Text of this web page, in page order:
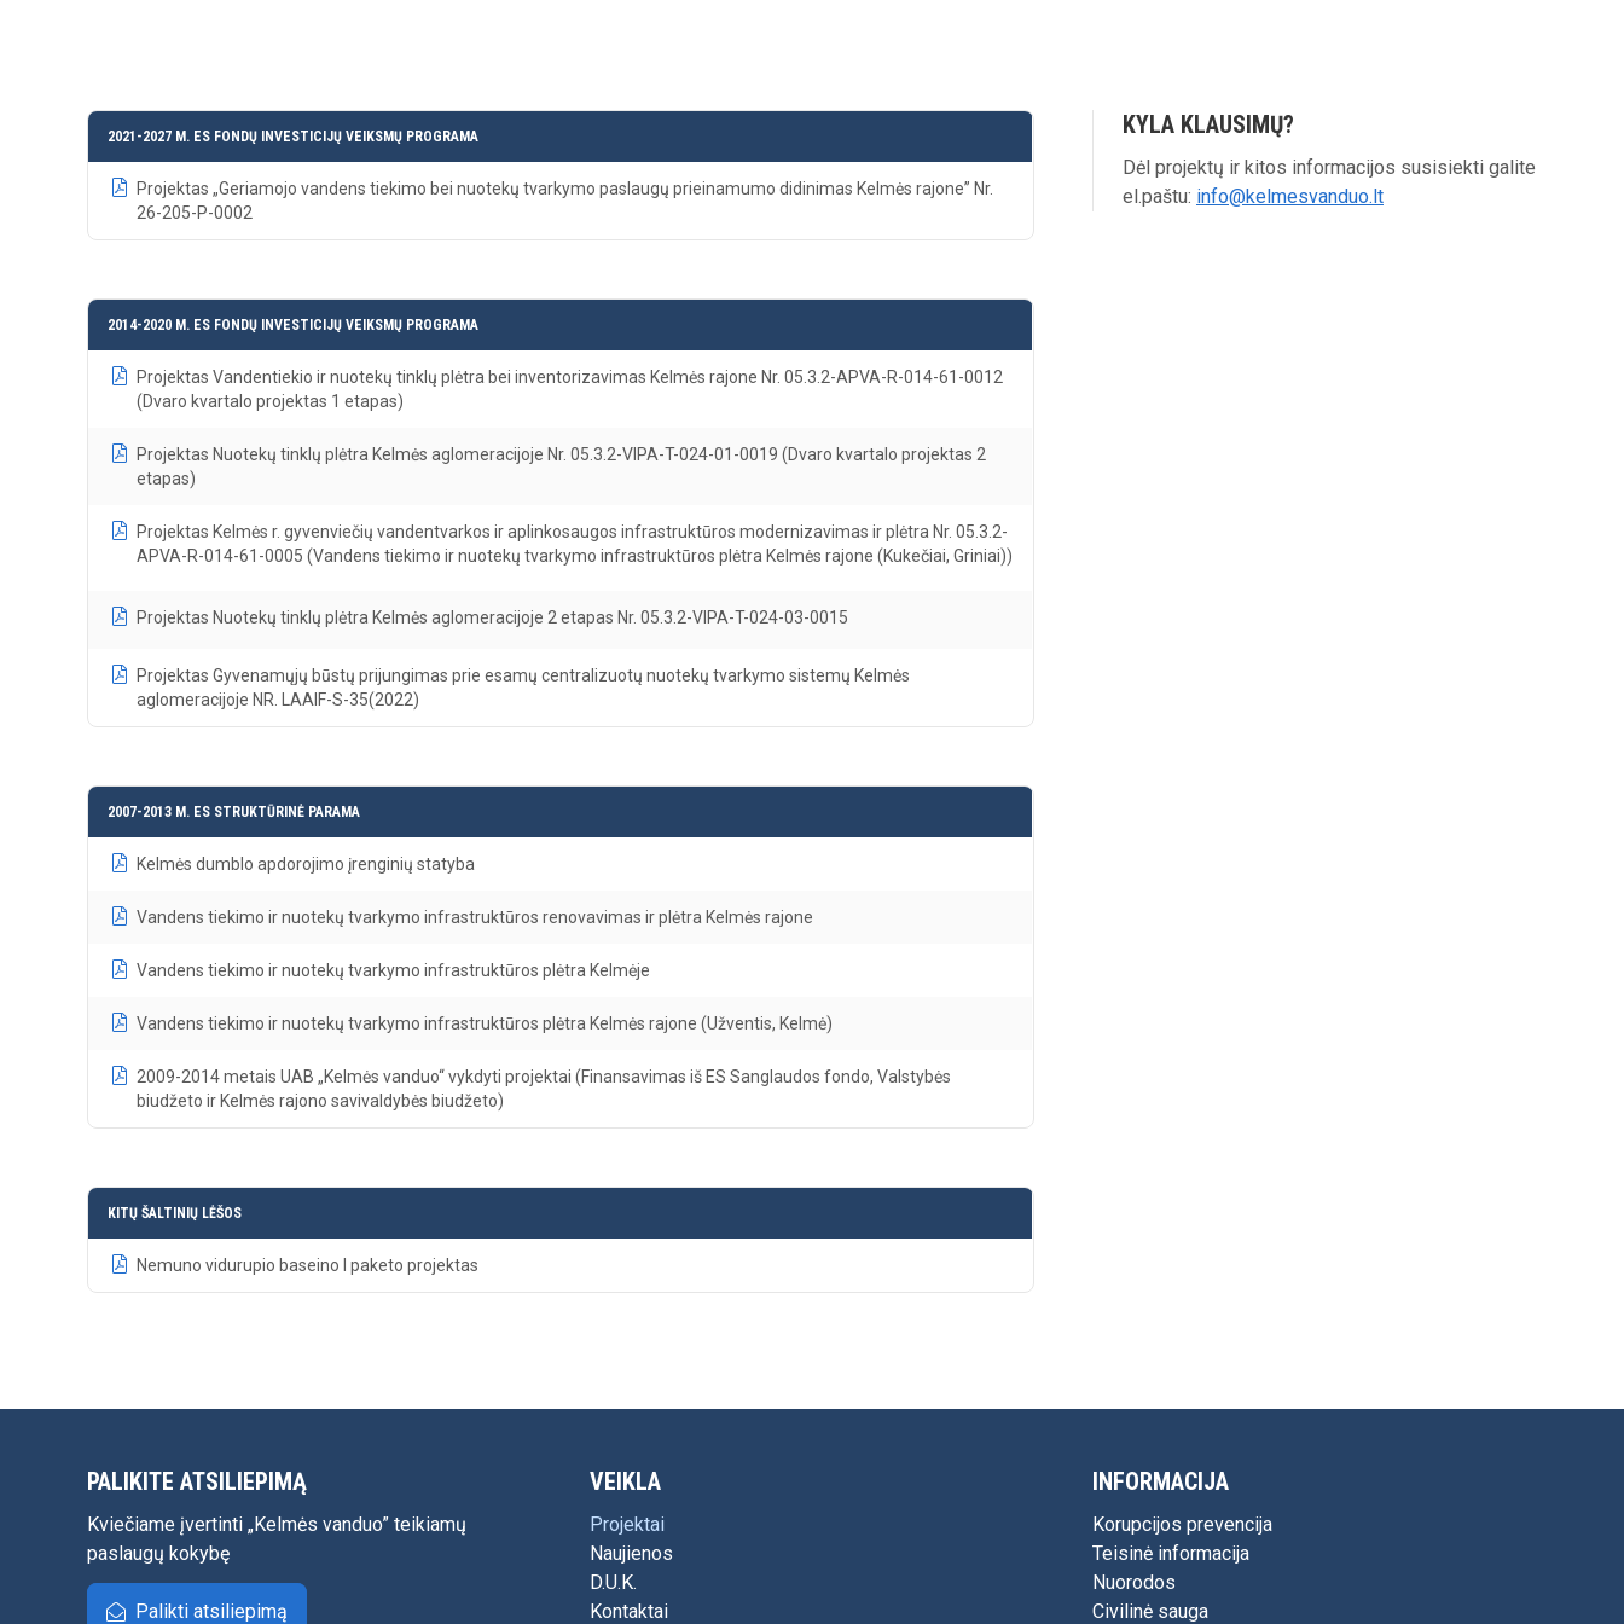
2021-2027 M. ES FONDŲ INVESTICIJŲ VEIKSMŲ PROGRAMA
Projektas „Geriamojo vandens tiekimo bei nuotekų tvarkymo paslaugų prieinamumo didinimas Kelmės rajone” Nr.
26-205-P-0002
2014-2020 M. ES FONDŲ INVESTICIJŲ VEIKSMŲ PROGRAMA
Projektas Vandentiekio ir nuotekų tinklų plėtra bei inventorizavimas Kelmės rajone Nr. 05.3.2-APVA-R-014-61-0012
(Dvaro kvartalo projektas 1 etapas)
Projektas Nuotekų tinklų plėtra Kelmės aglomeracijoje Nr. 05.3.2-VIPA-T-024-01-0019 (Dvaro kvartalo projektas 2
etapas)
Projektas Kelmės r. gyvenviečių vandentvarkos ir aplinkosaugos infrastruktūros modernizavimas ir plėtra Nr. 05.3.2-
APVA-R-014-61-0005 (Vandens tiekimo ir nuotekų tvarkymo infrastruktūros plėtra Kelmės rajone (Kukečiai, Griniai))
Projektas Nuotekų tinklų plėtra Kelmės aglomeracijoje 2 etapas Nr. 05.3.2-VIPA-T-024-03-0015
Projektas Gyvenamųjų būstų prijungimas prie esamų centralizuotų nuotekų tvarkymo sistemų Kelmės
aglomeracijoje NR. LAAIF-S-35(2022)
2007-2013 M. ES STRUKTŪRINĖ PARAMA
Kelmės dumblo apdorojimo įrenginių statyba
Vandens tiekimo ir nuotekų tvarkymo infrastruktūros renovavimas ir plėtra Kelmės rajone
Vandens tiekimo ir nuotekų tvarkymo infrastruktūros plėtra Kelmėje
Vandens tiekimo ir nuotekų tvarkymo infrastruktūros plėtra Kelmės rajone (Užventis, Kelmė)
2009-2014 metais UAB „Kelmės vanduo“ vykdyti projektai (Finansavimas iš ES Sanglaudos fondo, Valstybės
biudžeto ir Kelmės rajono savivaldybės biudžeto)
KITŲ ŠALTINIŲ LĖŠOS
Nemuno vidurupio baseino I paketo projektas
KYLA KLAUSIMŲ?
Dėl projektų ir kitos informacijos susisiekti galite
el.paštu: info@kelmesvanduo.lt
PALIKITE ATSILIEPIMĄ
Kviečiame įvertinti „Kelmės vanduo” teikiamų
paslaugų kokybę
Palikti atsiliepimą
VEIKLA
Projektai
Naujienos
D.U.K.
Kontaktai
INFORMACIJA
Korupcijos prevencija
Teisinė informacija
Nuorodos
Civilinė sauga